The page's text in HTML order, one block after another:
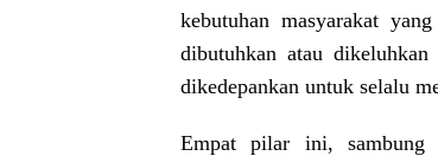
kebutuhan masyarakat
dibutuhkan atau
dikedepankan untuk selalu
Empat pilar ini,